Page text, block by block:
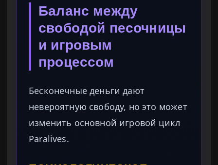
Баланс между
свободой песочницы
и игровым
процессом
Бесконечные деньги дают
невероятную свободу, но это может
изменить основной игровой цикл
Paralives.